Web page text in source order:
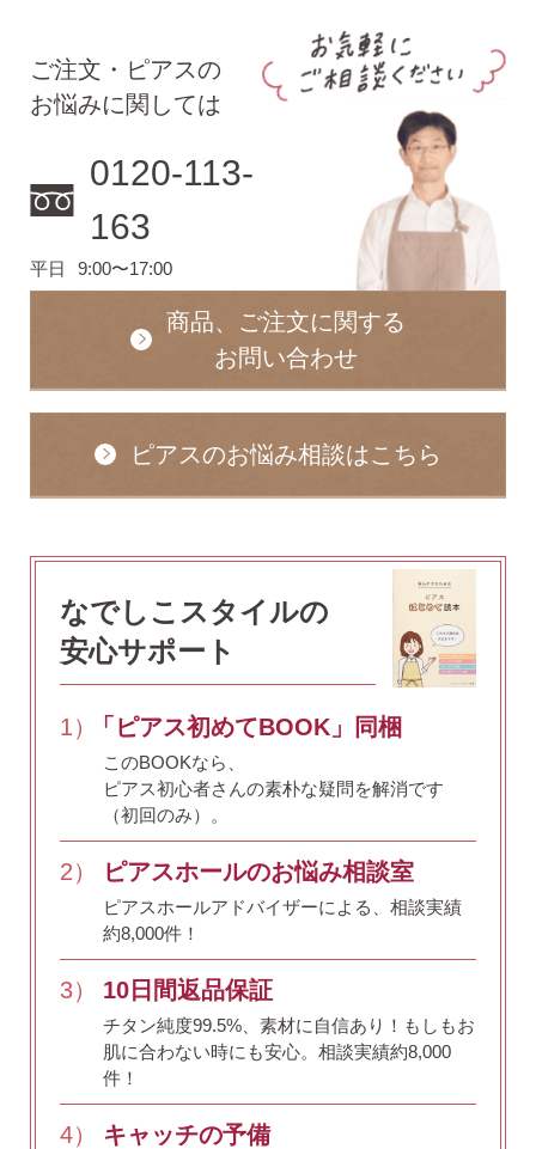
ピアスホールアドバイザー
なでしこスタイルの
「ピアス初めてBOOK」同梱
このBOOKなら、
（初回のみ）。
2）
ピアスホールのお悩み相談室
ピアスホールアドバイザーによる、相談実績
約8,000件！
3）
10日間返品保証
チタン純度99.5%、素材に自信あり！
肌に合わない時にも安心。相談実績約8,000
件！
使いやすい「花型シリコンキャッチ」も５ペ
ア、どーんとプレゼント♪
お支払い
ご注文・ピアスの
お悩みに関しては
0120-113-
163
平日 9:00〜17:00
商品、ご注文に関する
お問い合わせ
ピアスのお悩み相談はこちら
なでしこスタイルの
安心サポート
1） 「ピアス初めてBOOK」同梱
このBOOKなら、
ピアス初心者さんの素朴な疑問を解消です
（初回のみ）。
2） ピアスホールのお悩み相談室
ピアスホールアドバイザーによる、相談実績
約8,000件！
3） 10日間返品保証
チタン純度99.5%、素材に自信あり！ もしもお
肌に合わない時にも安心。相談実績約8,000
件！
4） キャッチの予備